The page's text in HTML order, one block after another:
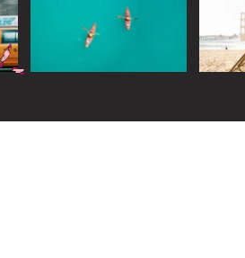
Widget Didn’t Load
Check your internet and
If that doesn’t work,